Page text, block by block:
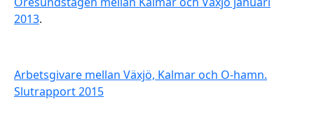
2013.
Arbetsgivare mellan Växjö, Kalmar och O-hamn.
Slutrapport 2015